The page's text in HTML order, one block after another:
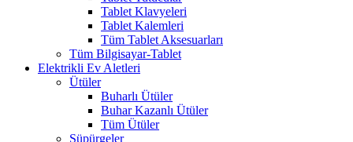
Tablet Klavyeleri
Tablet Kalemleri
Tüm Tablet Aksesuarları
Tüm Bilgisayar-Tablet
Elektrikli Ev Aletleri
Ütüler
Buharlı Ütüler
Buhar Kazanlı Ütüler
Tüm Ütüler
Süpürgeler